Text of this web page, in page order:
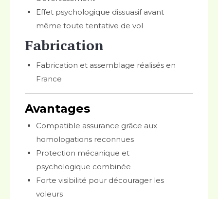
Effet psychologique dissuasif avant
même toute tentative de vol
Fabrication
Fabrication et assemblage réalisés en
France
Avantages
Compatible assurance grâce aux
homologations reconnues
Protection mécanique et
psychologique combinée
Forte visibilité pour décourager les
voleurs